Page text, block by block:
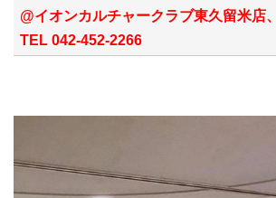
@イオンカルチャークラブ東久留米店、
TEL 042-452-2266